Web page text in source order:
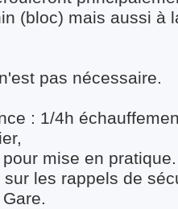
(bloc) mais aussi à
pas nécessaire.
: 1/4h
mise en pratique.
les rappels de